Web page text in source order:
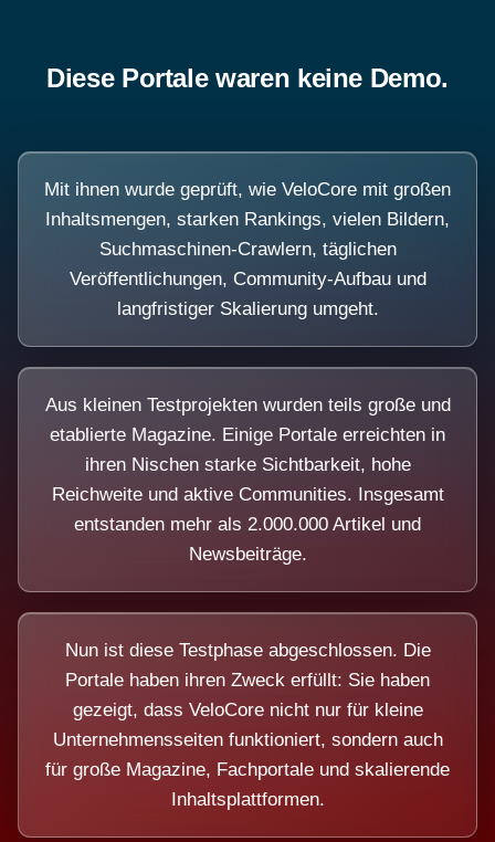
Diese Portale waren keine Demo.
Mit ihnen wurde geprüft, wie VeloCore mit großen
Inhaltsmengen, starken Rankings, vielen Bildern,
Suchmaschinen-Crawlern, täglichen
Veröffentlichungen, Community-Aufbau und
langfristiger Skalierung umgeht.
Aus kleinen Testprojekten wurden teils große und
etablierte Magazine. Einige Portale erreichten in
ihren Nischen starke Sichtbarkeit, hohe
Reichweite und aktive Communities. Insgesamt
entstanden mehr als 2.000.000 Artikel und
Newsbeiträge.
Nun ist diese Testphase abgeschlossen. Die
Portale haben ihren Zweck erfüllt: Sie haben
gezeigt, dass VeloCore nicht nur für kleine
Unternehmensseiten funktioniert, sondern auch
für große Magazine, Fachportale und skalierende
Inhaltsplattformen.